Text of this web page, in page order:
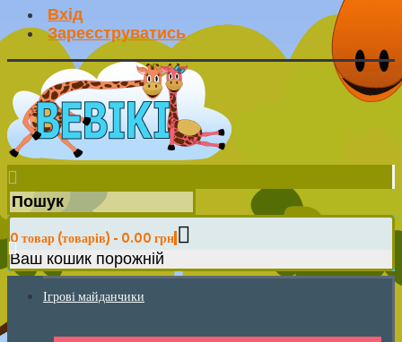
Вхід
Зареєструватись
0 товар (товарів) - 0.00 грн
Ваш кошик порожній
Ігрові майданчики